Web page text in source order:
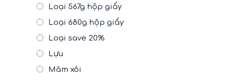
Loại 567g hộp giấy
Loại 680g hộp giấy
Loại save 20%
Lựu
Mâm xôi